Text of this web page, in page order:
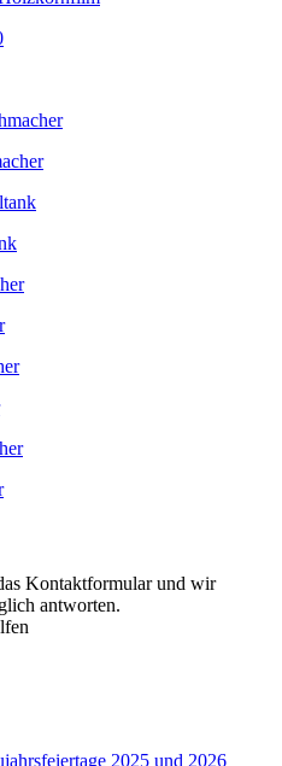
Kontaktformular und wir
antworten.